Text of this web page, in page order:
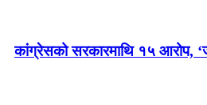
कांग्रेसको सरकारमाथि १५ आरोप,